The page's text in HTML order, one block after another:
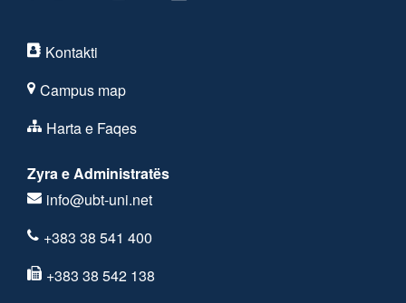
Kontakti
Campus map
Harta e Faqes
Zyra e Administratës
info@ubt-uni.net
+383 38 541 400
+383 38 542 138